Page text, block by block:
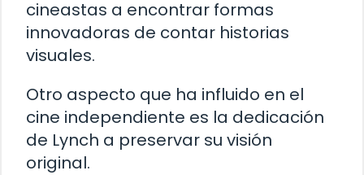
cineastas a encontrar formas
innovadoras de contar historias
visuales.
Otro aspecto que ha influido en el
cine independiente es la dedicación
de Lynch a preservar su visión
original.